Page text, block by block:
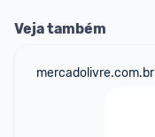
Veja também
mercadolivre.com.br